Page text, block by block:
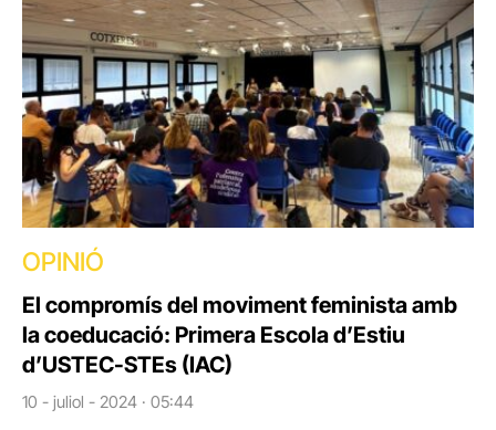
OPINIÓ
El compromís del moviment feminista amb
la coeducació: Primera Escola d’Estiu
d’USTEC-STEs (IAC)
10 - juliol - 2024 · 05:44